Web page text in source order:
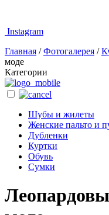
Instagram
Главная /Фотогалерея /
моде
Категории
Шубы и жилеты
Женские пальто и
Дубленки
Куртки
Обувь
Сумки